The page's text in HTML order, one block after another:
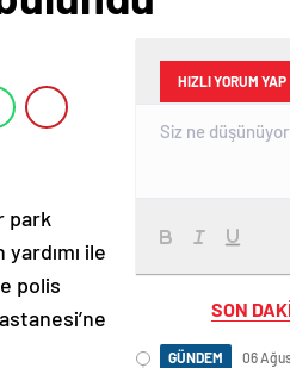
park
ile
polis
HIZLI YORUM YAP
SON
GÜNDEM 06